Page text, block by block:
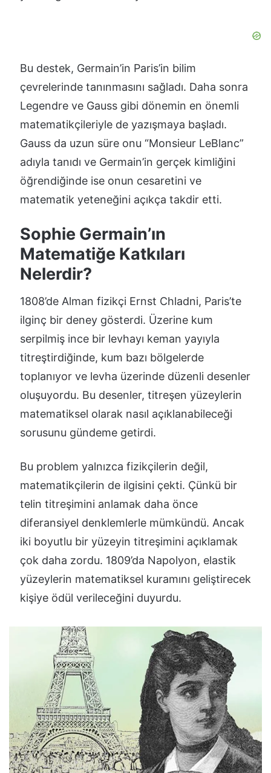
Bu destek, Germain’in Paris’in bilim
çevrelerinde tanınmasını sağladı. Daha sonra
Legendre ve Gauss gibi dönemin en önemli
matematikçileriyle de yazışmaya başladı.
Gauss da uzun süre onu “Monsieur LeBlanc”
adıyla tanıdı ve Germain’in gerçek kimliğini
öğrendiğinde ise onun cesaretini ve
matematik yeteneğini açıkça takdir etti.
Sophie Germain’ın
Matematiğe Katkıları
Nelerdir?
1808’de Alman fizikçi Ernst Chladni, Paris’te
ilginç bir deney gösterdi. Üzerine kum
serpilmiş ince bir levhayı keman yayıyla
titreştirdiğinde, kum bazı bölgelerde
toplanıyor ve levha üzerinde düzenli desenler
oluşuyordu. Bu desenler, titreşen yüzeylerin
matematiksel olarak nasıl açıklanabileceği
sorusunu gündeme getirdi.
Bu problem yalnızca fizikçilerin değil,
matematikçilerin de ilgisini çekti. Çünkü bir
telin titreşimini anlamak daha önce
diferansiyel denklemlerle mümkündü. Ancak
iki boyutlu bir yüzeyin titreşimini açıklamak
çok daha zordu. 1809’da Napolyon, elastik
yüzeylerin matematiksel kuramını geliştirecek
kişiye ödül verileceğini duyurdu.